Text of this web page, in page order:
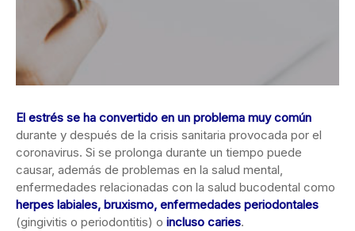
El estrés se ha convertido en un problema muy común
durante y después de la crisis sanitaria provocada por el
coronavirus. Si se prolonga durante un tiempo puede
causar, además de problemas en la salud mental,
enfermedades relacionadas con la salud bucodental como
herpes labiales, bruxismo, enfermedades periodontales
(gingivitis o periodontitis) o incluso caries.